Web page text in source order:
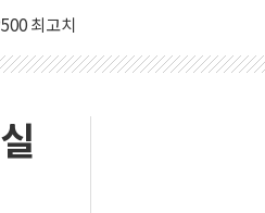
명" 요구
능성 낮아지며 상승… STOXX 600 지
라엘·이란 위협에 맞설 자체 억지력
주"